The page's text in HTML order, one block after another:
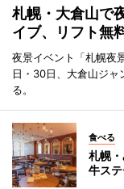
札幌・大倉山で
イブ、リフト無
夜景イベント「札幌
日・30日、大倉山ジャ
る。
食べる
札幌
牛ス